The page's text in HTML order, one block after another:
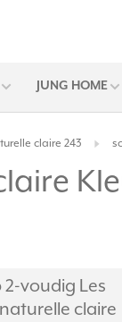
JUNG HOME
claire 243
2-voudig Les
claire